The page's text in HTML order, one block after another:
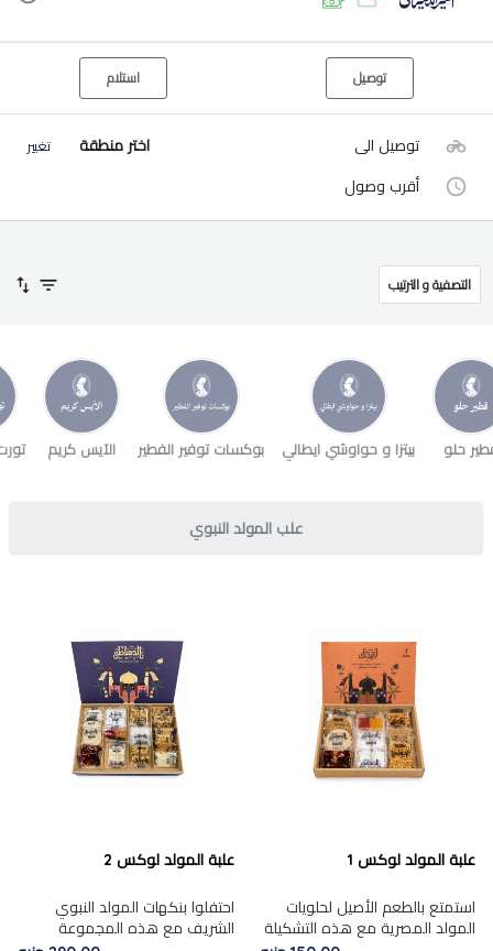
توصيل استلام
توصيل الى اختر منطقة تغيير
أقرب وصول
التصفية و الترتيب
حلو بيتزا و حواوشي ايطالي بوكسات توفير الفطير الآيس كريم
علب المولد النبوي
علبة المولد لوكس 1
استمتع بالطعم الأصيل لحلويات
المولد المصرية مع هذه التشكيلة
علبة المولد لوكس 2
احتفلوا بنكهات المولد النبوي
الشريف مع هذه المجموعة